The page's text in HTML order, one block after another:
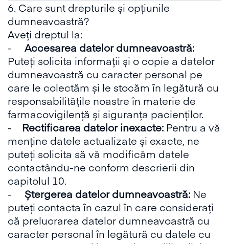
6. Care sunt drepturile și opțiunile
dumneavoastră?
Aveți dreptul la:
- Accesarea datelor dumneavoastră:
Puteți solicita informații și o copie a datelor
dumneavoastră cu caracter personal pe
care le colectăm și le stocăm în legătură cu
responsabilitățile noastre în materie de
farmacovigilență și siguranța pacienților.
- Rectificarea datelor inexacte: Pentru a vă
menține datele actualizate și exacte, ne
puteți solicita să vă modificăm datele
contactându-ne conform descrierii din
capitolul 10.
- Ștergerea datelor dumneavoastră: Ne
puteți contacta în cazul în care considerați
că prelucrarea datelor dumneavoastră cu
caracter personal în legătură cu datele cu